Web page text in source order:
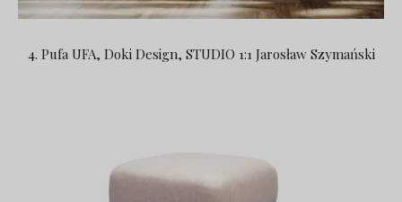
4. Pufa UFA, Doki Design, STUDIO 1:1 Jarosław Szymański